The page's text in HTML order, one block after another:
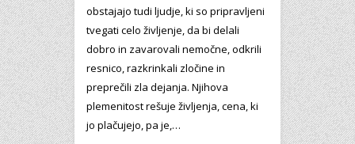
obstajajo tudi ljudje, ki so pripravljeni
tvegati celo življenje, da bi delali
dobro in zavarovali nemočne, odkrili
resnico, razkrinkali zločine in
preprečili zla dejanja. Njihova
plemenitost rešuje življenja, cena, ki
jo plačujejo, pa je,…